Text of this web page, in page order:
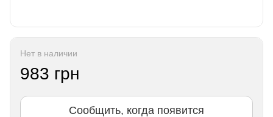
Нет в наличии
983 грн
Сообщить, когда появится